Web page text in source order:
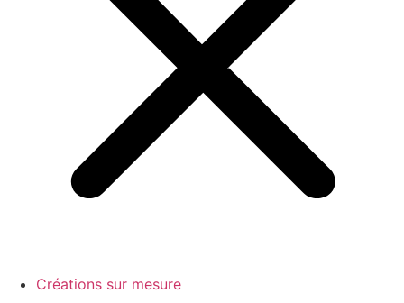
Créations sur mesure